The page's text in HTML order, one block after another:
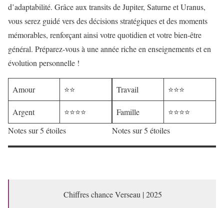
d’adaptabilité. Grâce aux transits de Jupiter, Saturne et Uranus,
vous serez guidé vers des décisions stratégiques et des moments
mémorables, renforçant ainsi votre quotidien et votre bien-être
général. Préparez-vous à une année riche en enseignements et en
évolution personnelle !
Amour ⭐⭐
Argent
⭐⭐⭐⭐
Notes sur 5 étoiles
Travail ⭐⭐⭐
Famille
⭐⭐⭐⭐
Notes sur 5 étoiles
Chiffres chance Verseau | 2025